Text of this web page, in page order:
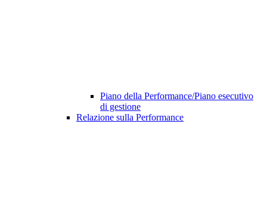
Piano della Performance/Piano esecutivo
di gestione
Relazione sulla Performance